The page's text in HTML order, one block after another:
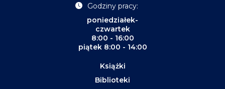
Godziny pracy:
poniedziałek-
czwartek
8:00 - 16:00
piątek 8:00 - 14:00
Książki
Biblioteki